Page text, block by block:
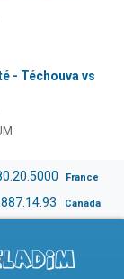
- Téchouva vs
France
Canada